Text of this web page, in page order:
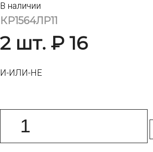
В наличии
КР1564ЛР11
2 шт. ₽ 16
И-ИЛИ-НЕ